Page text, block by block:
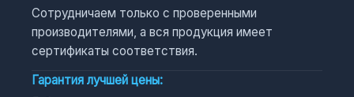
Сотрудничаем только с проверенными
производителями, а вся продукция имеет
сертификаты соответствия.
Гарантия лучшей цены: